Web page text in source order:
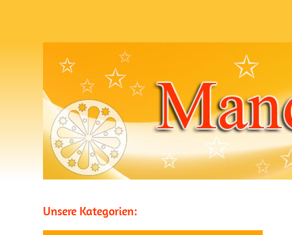
Unsere Kategorien: